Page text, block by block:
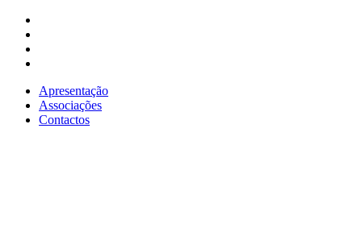
Apresentação
Associações
Contactos